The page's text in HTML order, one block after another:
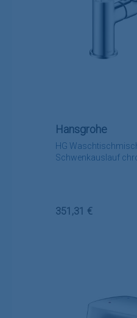
HG
Schwenkauslauf
Hansgrohe
Regulärer Preis:
351,31 €